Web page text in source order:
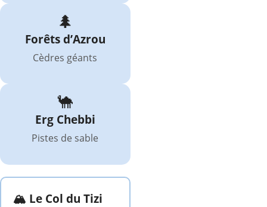
🌲
Forêts d’Azrou
Cèdres géants
🐪
Erg Chebbi
Pistes de sable
🏔️ Le Col du Tizi